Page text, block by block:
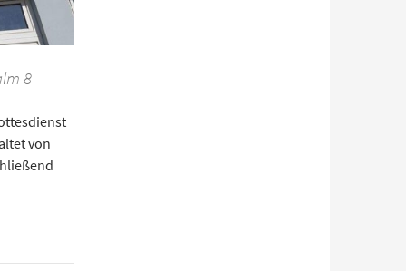
8
von